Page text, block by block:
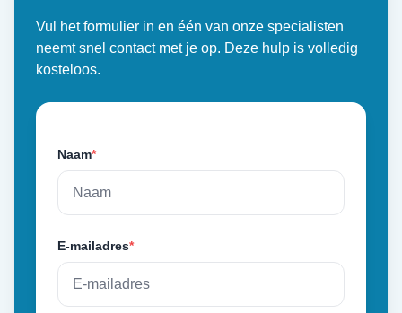
Vul het formulier in en één van onze specialisten
neemt snel contact met je op. Deze hulp is volledig
kosteloos.
Naam*
E-mailadres*